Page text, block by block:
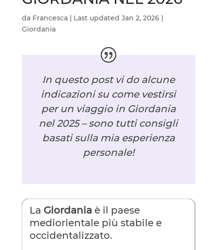
da Francesca| Last updated Jan 2, 2026|
Giordania
In questo post vi do alcune
indicazioni su come vestirsi
per un viaggio in Giordania
nel 2025 – sono tutti consigli
basati sulla mia esperienza
personale!
La Giordania è il paese
mediorientale più stabile e
occidentalizzato.